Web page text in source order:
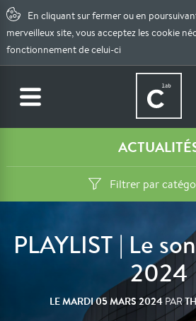
En cliquant sur fermer ou en
merveilleux site, vous acceptez les cookie
fonctionnement de celui-ci
Filtrer par
PLAYLIST | Le
2024
LEMARDI 05 MARS 2024 PAR